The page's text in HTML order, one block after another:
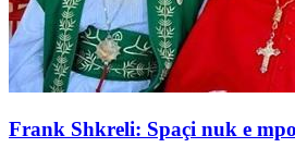
Frank Shkreli: Spaçi nuk e